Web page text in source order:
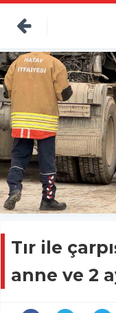
Tır ile
anne ve 2